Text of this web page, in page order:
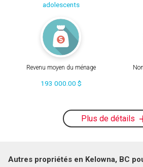
adolescents
Revenu moyen du ménage
193 000.00 $
Plus de détails
Autres propriétés en Kelowna, BC